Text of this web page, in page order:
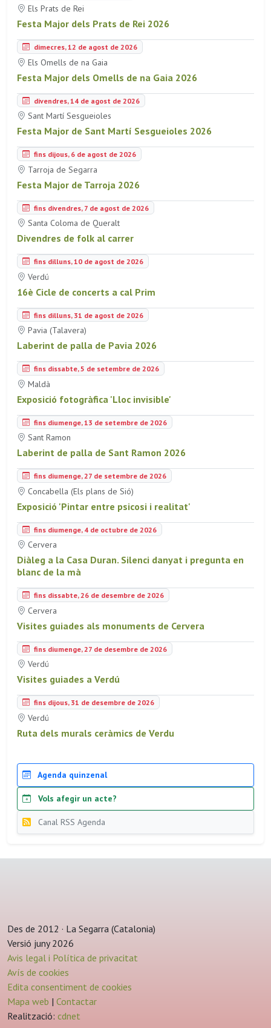
Els Prats de Rei
Festa Major dels Prats de Rei 2026
dimecres, 12 de agost de 2026
Els Omells de na Gaia
Festa Major dels Omells de na Gaia 2026
divendres, 14 de agost de 2026
Sant Martí Sesgueioles
Festa Major de Sant Martí Sesgueioles 2026
fins dijous, 6 de agost de 2026
Tarroja de Segarra
Festa Major de Tarroja 2026
fins divendres, 7 de agost de 2026
Santa Coloma de Queralt
Divendres de folk al carrer
fins dilluns, 10 de agost de 2026
Verdú
16è Cicle de concerts a cal Prim
fins dilluns, 31 de agost de 2026
Pavia (Talavera)
Laberint de palla de Pavia 2026
fins dissabte, 5 de setembre de 2026
Maldà
Exposició fotogràfica 'Lloc invisible'
fins diumenge, 13 de setembre de 2026
Sant Ramon
Laberint de palla de Sant Ramon 2026
fins diumenge, 27 de setembre de 2026
Concabella (Els plans de Sió)
Exposició 'Pintar entre psicosi i realitat'
fins diumenge, 4 de octubre de 2026
Cervera
Diàleg a la Casa Duran. Silenci danyat i pregunta en
blanc de la mà
fins dissabte, 26 de desembre de 2026
Cervera
Visites guiades als monuments de Cervera
fins diumenge, 27 de desembre de 2026
Verdú
Visites guiades a Verdú
fins dijous, 31 de desembre de 2026
Verdú
Ruta dels murals ceràmics de Verdu
Agenda quinzenal
Vols afegir un acte?
Canal RSS Agenda
Des de 2012 · La Segarra (Catalonia)
Versió juny 2026
Avis legal i Política de privacitat
Avís de cookies
Edita consentiment de cookies
Mapa web | Contactar
Realització: cdnet